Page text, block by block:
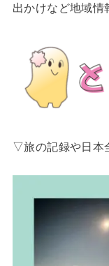
出かけなど地域情
▽旅の記録や日本